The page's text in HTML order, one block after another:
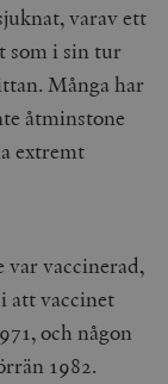
varav ett
som i sin tur
Många har
åtminstone
extremt
vaccinerad,
att vaccinet
och någon
1982.